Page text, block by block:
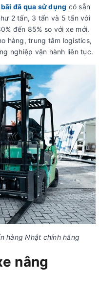
đã qua sử dụng có sẵn
2 tấn, 3 tấn và 5 tấn với
đến 85% so với xe mới.
hàng, trung tâm logistics,
nghiệp vận hành liên tục.
hàng Nhật chính hãng
nâng